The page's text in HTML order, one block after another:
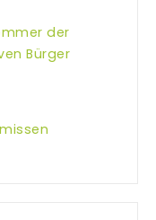
der
Bürger